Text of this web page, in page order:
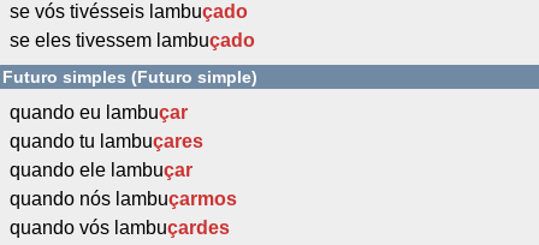
se vós tivésseis lambuçado
se eles tivessem lambuçado
Futuro simples (Futuro simple)
quando eu lambuçar
quando tu lambuçares
quando ele lambuçar
quando nós lambuçarmos
quando vós lambuçardes